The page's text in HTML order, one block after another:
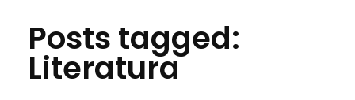
Posts tagged:
Literatura